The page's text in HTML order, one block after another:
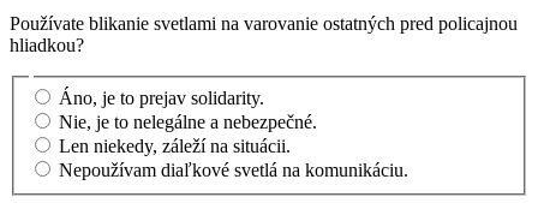
Používate blikanie svetlami na varovanie ostatných pred policajnou
hliadkou?
Áno, je to prejav solidarity.
Nie, je to nelegálne a nebezpečné.
Len niekedy, záleží na situácii.
Nepoužívam diaľkové svetlá na komunikáciu.